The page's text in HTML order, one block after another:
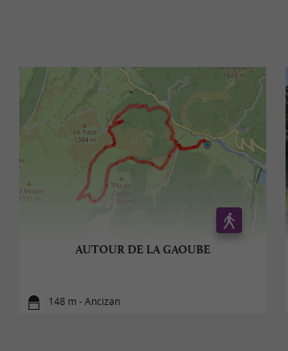
AUTOUR DE LA GAOUBE
148 m - Ancizan